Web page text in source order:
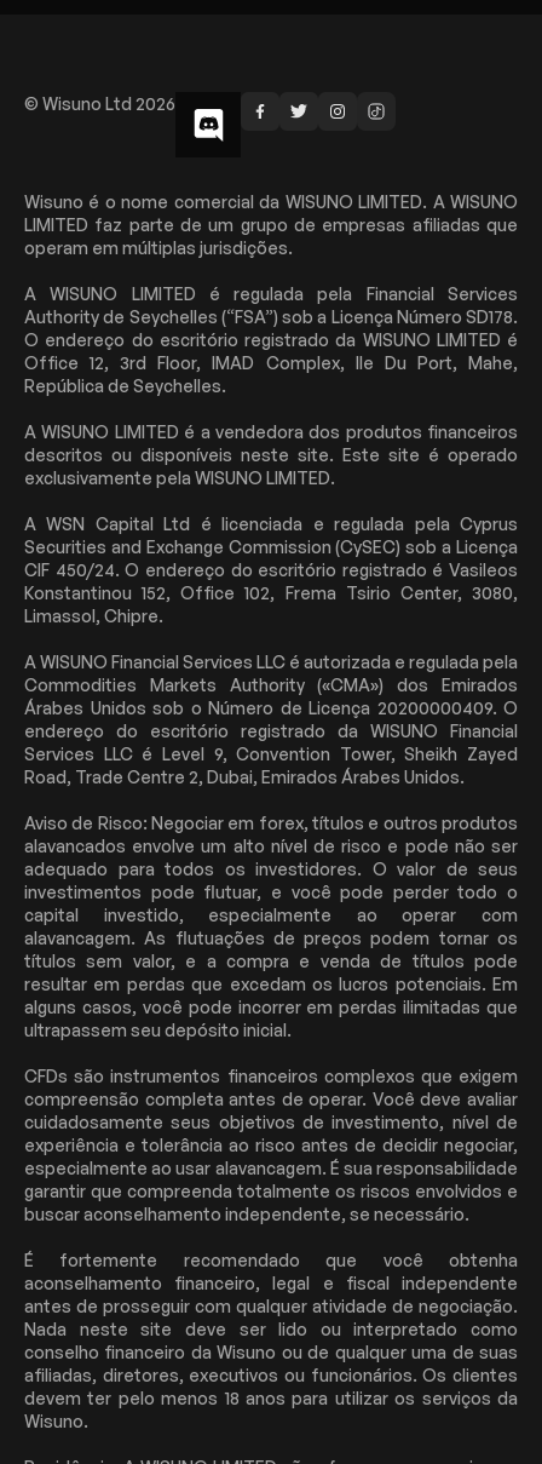
© Wisuno Ltd 2026
Wisuno é o nome comercial da WISUNO LIMITED. A WISUNO
LIMITED faz parte de um grupo de empresas afiliadas que
operam em múltiplas jurisdições.
A WISUNO LIMITED é regulada pela Financial Services
Authority de Seychelles (“FSA”) sob a Licença Número SD178.
O endereço do escritório registrado da WISUNO LIMITED é
Office 12, 3rd Floor, IMAD Complex, Ile Du Port, Mahe,
República de Seychelles.
A WISUNO LIMITED é a vendedora dos produtos financeiros
descritos ou disponíveis neste site. Este site é operado
exclusivamente pela WISUNO LIMITED.
A WSN Capital Ltd é licenciada e regulada pela Cyprus
Securities and Exchange Commission (CySEC) sob a Licença
CIF 450/24. O endereço do escritório registrado é Vasileos
Konstantinou 152, Office 102, Frema Tsirio Center, 3080,
Limassol, Chipre.
A WISUNO Financial Services LLC é autorizada e regulada pela
Commodities Markets Authority («CMA») dos Emirados
Árabes Unidos sob o Número de Licença 20200000409. O
endereço do escritório registrado da WISUNO Financial
Services LLC é Level 9, Convention Tower, Sheikh Zayed
Road, Trade Centre 2, Dubai, Emirados Árabes Unidos.
Aviso de Risco: Negociar em forex, títulos e outros produtos
alavancados envolve um alto nível de risco e pode não ser
adequado para todos os investidores. O valor de seus
investimentos pode flutuar, e você pode perder todo o
capital investido, especialmente ao operar com
alavancagem. As flutuações de preços podem tornar os
títulos sem valor, e a compra e venda de títulos pode
resultar em perdas que excedam os lucros potenciais. Em
alguns casos, você pode incorrer em perdas ilimitadas que
ultrapassem seu depósito inicial.
CFDs são instrumentos financeiros complexos que exigem
compreensão completa antes de operar. Você deve avaliar
cuidadosamente seus objetivos de investimento, nível de
experiência e tolerância ao risco antes de decidir negociar,
especialmente ao usar alavancagem. É sua responsabilidade
garantir que compreenda totalmente os riscos envolvidos e
buscar aconselhamento independente, se necessário.
É fortemente recomendado que você obtenha
aconselhamento financeiro, legal e fiscal independente
antes de prosseguir com qualquer atividade de negociação.
Nada neste site deve ser lido ou interpretado como
conselho financeiro da Wisuno ou de qualquer uma de suas
afiliadas, diretores, executivos ou funcionários. Os clientes
devem ter pelo menos 18 anos para utilizar os serviços da
Wisuno.